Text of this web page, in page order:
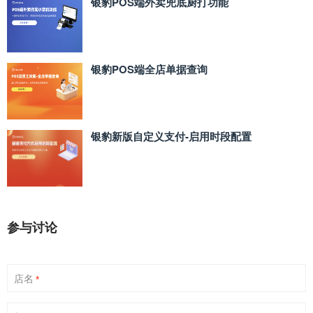
银豹POS端全店单据查询
银豹新版自定义支付‑启用时段配置
参与讨论
店名 *